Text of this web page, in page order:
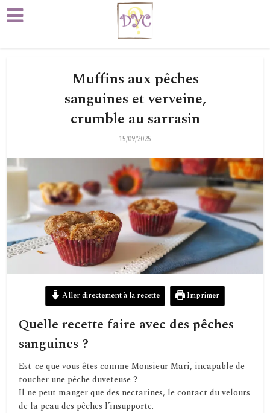
Muffins aux pêches
sanguines et verveine,
crumble au sarrasin
15/09/2025
Aller directement à la recette Imprimer
Quelle recette faire avec des pêches
sanguines ?
Est-ce que vous êtes comme Monsieur Mari, incapable de
toucher une pêche duveteuse ?
Il ne peut manger que des nectarines, le contact du velours
de la peau des pêches l’insupporte.